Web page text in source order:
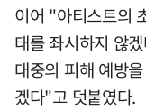
이어 "아티스트의
태를 좌시하지 않
대중의 피해 예방
겠다"고 덧붙였다.